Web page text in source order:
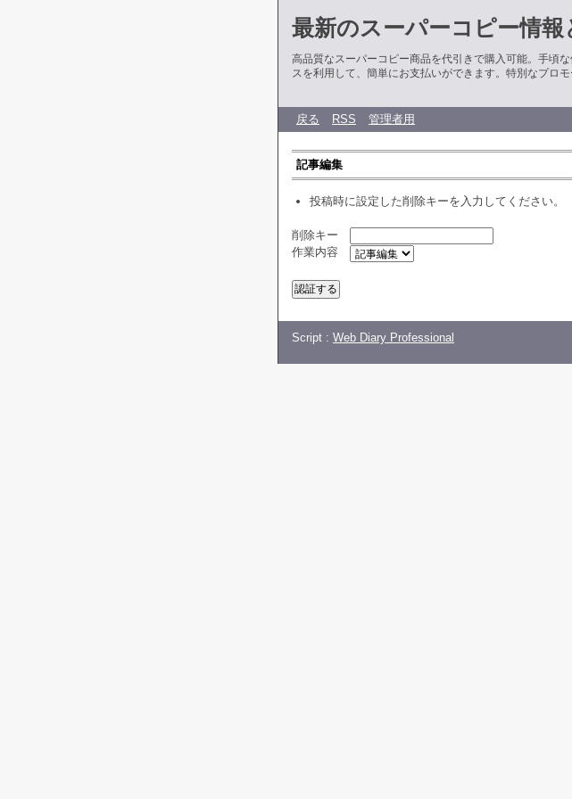
最新のスーパーコピー情
高品質なスーパーコピー商品を代引きで購入可能。手頃
スを利用して、簡単にお支払いができます。特別なプロ
戻る RSS 管理者用
記事編集
投稿時に設定した削除キーを入力してください。
削除キー
作業内容
Script : Web Diary Professional